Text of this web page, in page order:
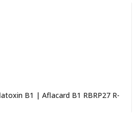
B1 | Aflacard B1 RBRP27 R-